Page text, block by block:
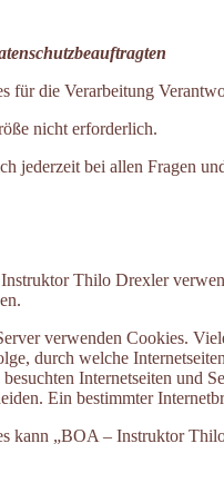
für die Verarbeitung
nicht erforderlich.
jederzeit bei allen Fragen
Thilo Drexler
verwenden Cookies.
durch welche
Internetseiten und
Ein bestimmter
kann „BOA – Instruktor